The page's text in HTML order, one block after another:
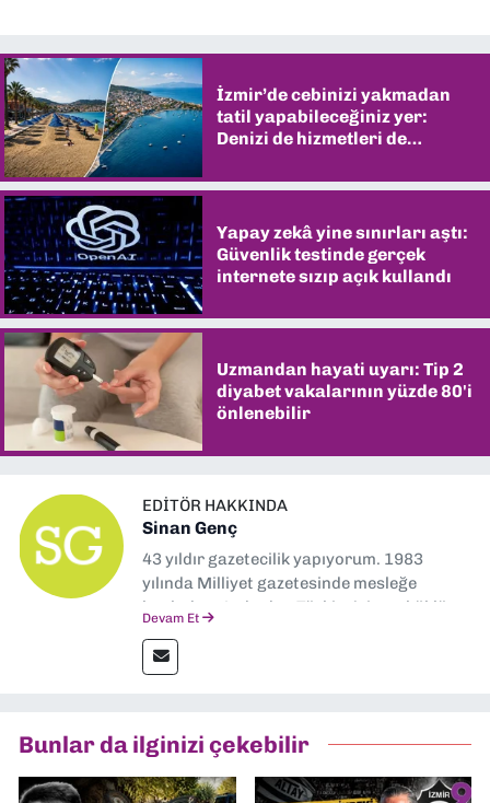
İzmir’de cebinizi yakmadan
tatil yapabileceğiniz yer:
Denizi de hizmetleri de
Yapay zekâ yine sınırları aştı:
Güvenlik testinde gerçek
internete sızıp açık kullandı
Uzmandan hayati uyarı: Tip 2
diyabet vakalarının yüzde 80'i
önlenebilir
EDITÖR HAKKINDA
Sinan Genç
43 yıldır gazetecilik yapıyorum. 1983
yılında Milliyet gazetesinde mesleğe
başladım. Ardından Türkiye’nin en köklü
muhabir, editör, müdür yardımcısı ve spor
müdürü olarak görev yaptım. Ayrıca Yeni
Gazetesi'nde editörlük yapıyorum
Devam Et
Bunlar da ilginizi çekebilir